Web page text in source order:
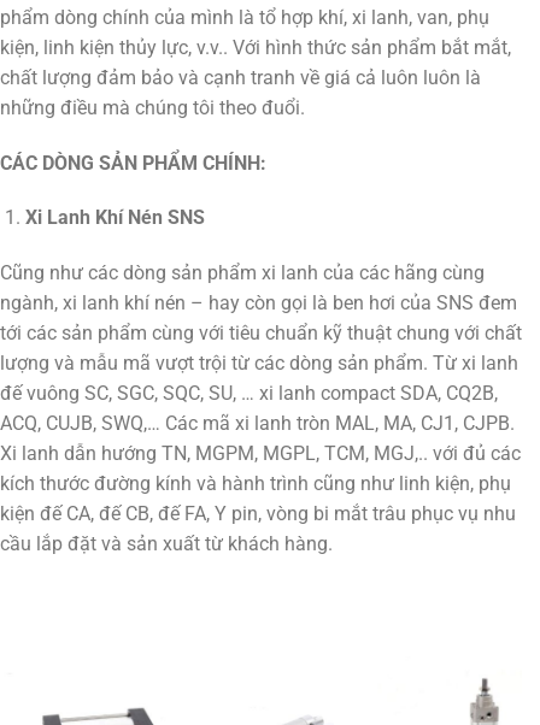
phẩm dòng chính của mình là tổ hợp khí, xi lanh, van, phụ
kiện, linh kiện thủy lực, v.v.. Với hình thức sản phẩm bắt mắt,
chất lượng đảm bảo và cạnh tranh về giá cả luôn luôn là
những điều mà chúng tôi theo đuổi.
CÁC DÒNG SẢN PHẨM CHÍNH:
Xi Lanh Khí Nén SNS
Cũng như các dòng sản phẩm xi lanh của các hãng cùng
ngành, xi lanh khí nén – hay còn gọi là ben hơi của SNS đem
tới các sản phẩm cùng với tiêu chuẩn kỹ thuật chung với chất
lượng và mẫu mã vượt trội từ các dòng sản phẩm. Từ xi lanh
đế vuông SC, SGC, SQC, SU, … xi lanh compact SDA, CQ2B,
ACQ, CUJB, SWQ,… Các mã xi lanh tròn MAL, MA, CJ1, CJPB.
Xi lanh dẫn hướng TN, MGPM, MGPL, TCM, MGJ,.. với đủ các
kích thước đường kính và hành trình cũng như linh kiện, phụ
kiện đế CA, đế CB, đế FA, Y pin, vòng bi mắt trâu phục vụ nhu
cầu lắp đặt và sản xuất từ khách hàng.